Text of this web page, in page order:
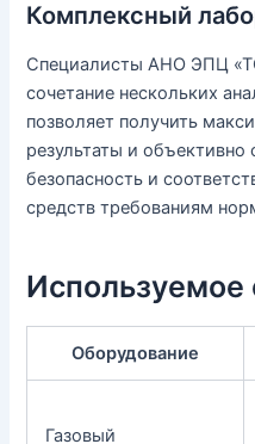
Комплексный
Специалисты АНО ЭПЦ
сочетание нескольких
позволяет получить
результаты и объективно
безопасность и
средств требованиям
Используемое
Оборудование
Газовый